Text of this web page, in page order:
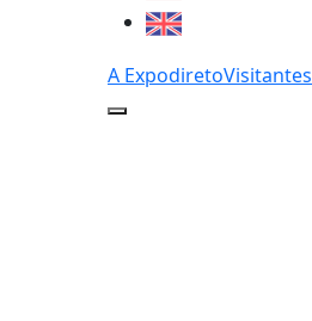
A ExpodiretoVisitantes